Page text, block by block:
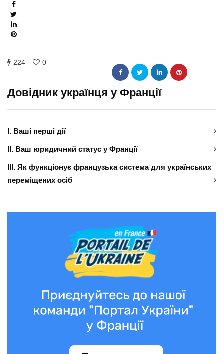
224 0
Довідник українця у Франції
І. Ваші перші дії
ІІ. Ваш юридичний статус у Франції
ІІІ. Як функціонує французька система для українських
переміщених осіб